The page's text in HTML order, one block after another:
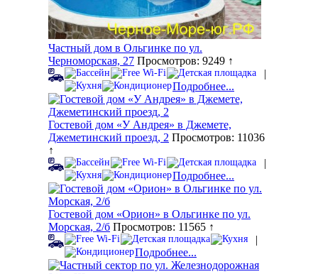
Частный дом в Ольгинке по ул.
Черноморская, 27 Просмотров: 9249 ↑
|
Подробнее...
Гостевой дом «У Андрея» в Джемете,
Джеметинский проезд, 2 Просмотров: 11036
↑
|
Подробнее...
Гостевой дом «Орион» в Ольгинке по ул.
Морская, 2/б Просмотров: 11565 ↑
|
Подробнее...